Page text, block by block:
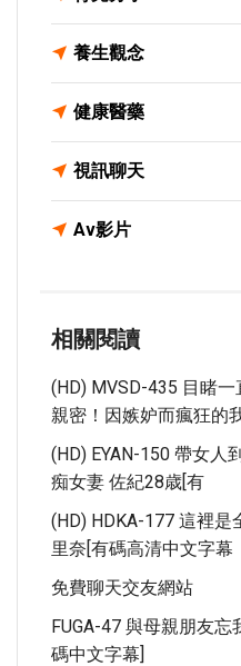
養生觀念
健康醫藥
視訊聊天
Av影片
相關閱讀
(HD) MVSD-435 目睹
親密！因嫉妒而瘋狂的
(HD) EYAN-150 帶女人
痴女妻 佐紀28歳[有
(HD) HDKA-177 這裡
里奈[有碼高清中文字幕
免費聊天交友網站
FUGA-47 與母親朋友
碼中文字幕]